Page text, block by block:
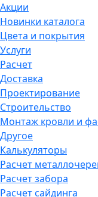
Акции
Новинки каталога
Цвета и покрытия
Услуги
Расчет
Доставка
Проектирование
Строительство
Монтаж кровли и
Другое
Калькуляторы
Расчет
Расчет забора
Расчет сайдинга